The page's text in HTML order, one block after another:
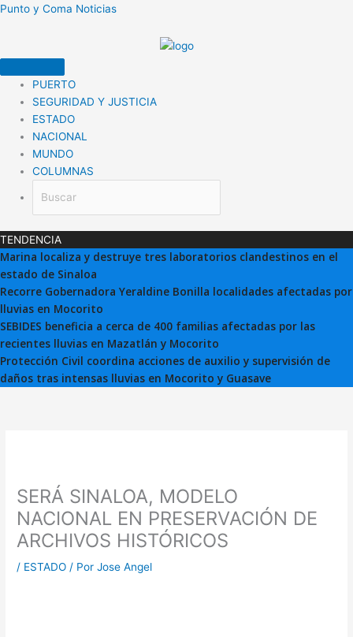
Ir
Punto y Coma Noticias
PUERTO
SEGURIDAD Y JUSTICIA
ESTADO
NACIONAL
MUNDO
COLUMNAS
TENDENCIA
Marina localiza y destruye tres laboratorios clandestinos en el
estado de Sinaloa
Recorre Gobernadora Yeraldine Bonilla localidades afectadas por
lluvias en Mocorito
SEBIDES beneficia a cerca de 400 familias afectadas por las
recientes lluvias en Mazatlán y Mocorito
Protección Civil coordina acciones de auxilio y supervisión de
daños tras intensas lluvias en Mocorito y Guasave
SERÁ SINALOA, MODELO
NACIONAL EN PRESERVACIÓN DE
ARCHIVOS HISTÓRICOS
/ ESTADO / PorJose Angel